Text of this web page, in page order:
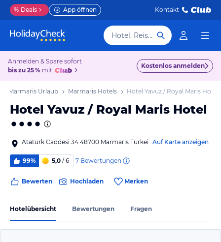
% Deals App öffnen Kontakt
Hotel, Reiseziel
Anmelden & Spare sofort
bis zu 25 % mit
Kostenlos anmelden
Marmaris Urlaub Marmaris Hotels Hotel Yavuz / Royal Maris Hotel
Hotel Yavuz / Royal Maris Hotel
Atatürk Caddesi 34 48700 Marmaris Türkei Auf Karte anzeigen
99% 5,0 / 6 7 Bewertungen
Bewerten Hochladen Merken
Hotelübersicht Bewertungen Fragen